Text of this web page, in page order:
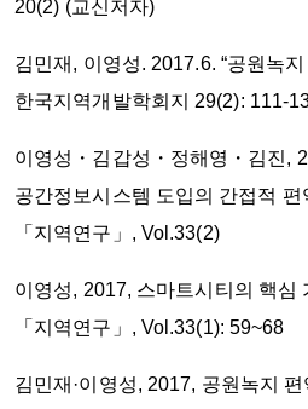
20(2) (교신저자)
김민재, 이영성. 2017.6. “공원녹
한국지역개발학회지 29(2): 111-
이영성・김갑성・정해영・김진,
공간정보시스템 도입의 간접적 편
「지역연구」, Vol.33(2)
이영성, 2017, 스마트시티의 핵심
「지역연구」, Vol.33(1): 59~68
김민재·이영성, 2017, 공원녹지